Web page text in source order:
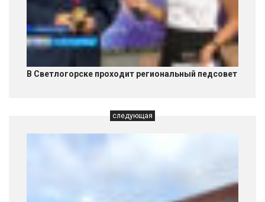
В Светлогорске проходит региональный педсовет
следующая